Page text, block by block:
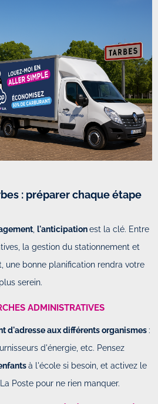
: préparer chaque étape
, l'anticipationest la clé. Entre
la gestion du stationnement et
une bonne planification rendra votre
plus serein.
ADMINISTRATIVES
d'adresse aux différents organismes :
d'énergie, etc. Pensez
à l'école si besoin, et activez le
Poste pour ne rien manquer.